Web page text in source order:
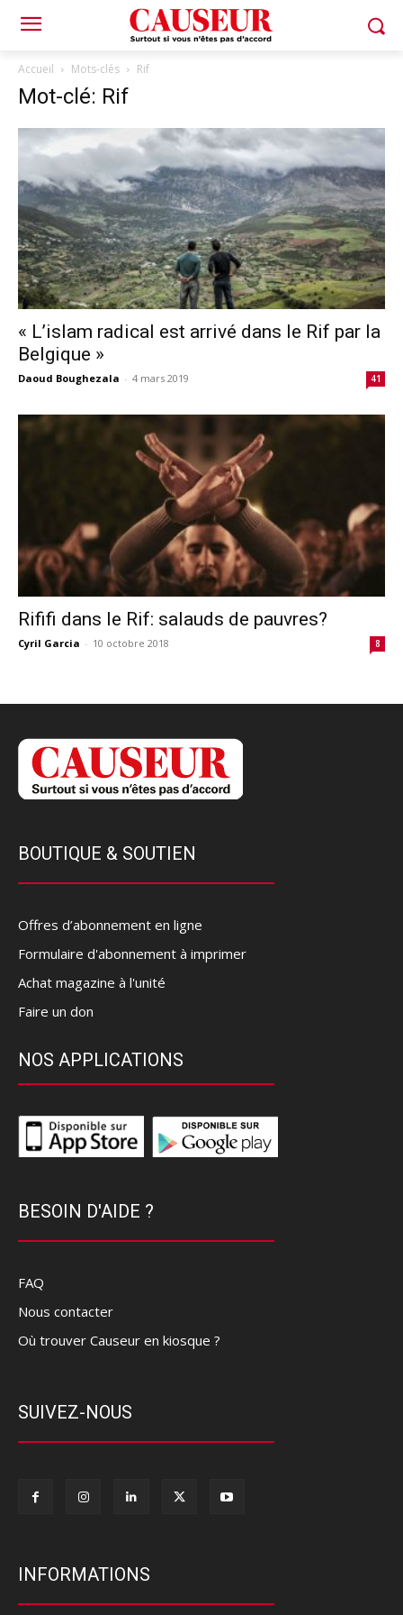
Accueil Mots-clés Rif
Mot-clé: Rif
« L’islam radical est arrivé dans le Rif par la
Belgique »
Daoud Boughezala - 4 mars 2019 41
Rififi dans le Rif: salauds de pauvres?
Cyril Garcia - 10 octobre 2018 8
BOUTIQUE & SOUTIEN
Offres d’abonnement en ligne
Formulaire d'abonnement à imprimer
Achat magazine à l'unité
Faire un don
NOS APPLICATIONS
BESOIN D'AIDE ?
FAQ
Nous contacter
Où trouver Causeur en kiosque ?
SUIVEZ-NOUS
INFORMATIONS